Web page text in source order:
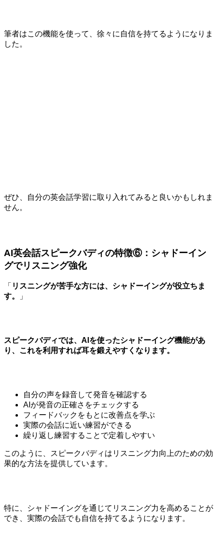
筆者はこの機能を使って、徐々に自信を持てるようになりま
した。
ぜひ、自分の英会話学習に取り入れてみると良いかもしれま
せん。
AI英会話スピークバディの特徴⑥：シャドーイン
グでリスニング強化
「 リスニングが苦手な方には、シャドーイングが役立ちま
す。
」
スピークバディでは、AIを使ったシャドーイング機能があ
り、これを利用すれば耳を鍛えやすくなります。
自分の声を録音して発音を確認する
AIが発音の正確さをチェックする
フィードバックをもとに改善点を学ぶ
実際の会話に近い練習ができる
繰り返し練習することで定着しやすい
このように、スピークバディはリスニング力向上のための効
果的な方法を提供しています。
特に、シャドーイングを通じてリスニング力を高めることが
でき、実際の会話でも自信を持てるようになります。